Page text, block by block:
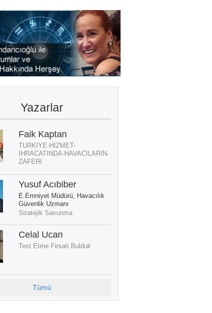
Yazarlar
Faik Kaptan
TURKIYE-HIZMET-
IHRACATINDA-HAVACILARIN-
ZAFERI
Yusuf Acıbiber
E.Emniyet Müdürü, Havacılık
Güvenlik Uzmanı
Stratejik Savunma
Celal Ucan
Test Etme Firsati Bulduk
Tümü